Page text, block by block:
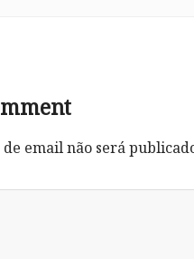
de email não será